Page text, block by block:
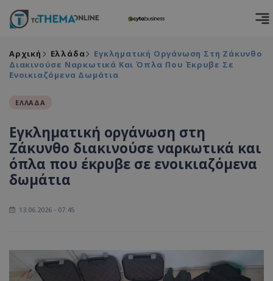
Αρχική Ελλάδα
Εγκληματική Οργάνωση Στη Ζάκυνθο
Διακινούσε Ναρκωτικά Και Όπλα Που Έκρυβε Σε
Ενοικιαζόμενα Δωμάτια
ΕΛΛΑΔΑ
Εγκληματική οργάνωση στη
Ζάκυνθο διακινούσε ναρκωτικά και
όπλα που έκρυβε σε ενοικιαζόμενα
δωμάτια
13.06.2026 - 07:45